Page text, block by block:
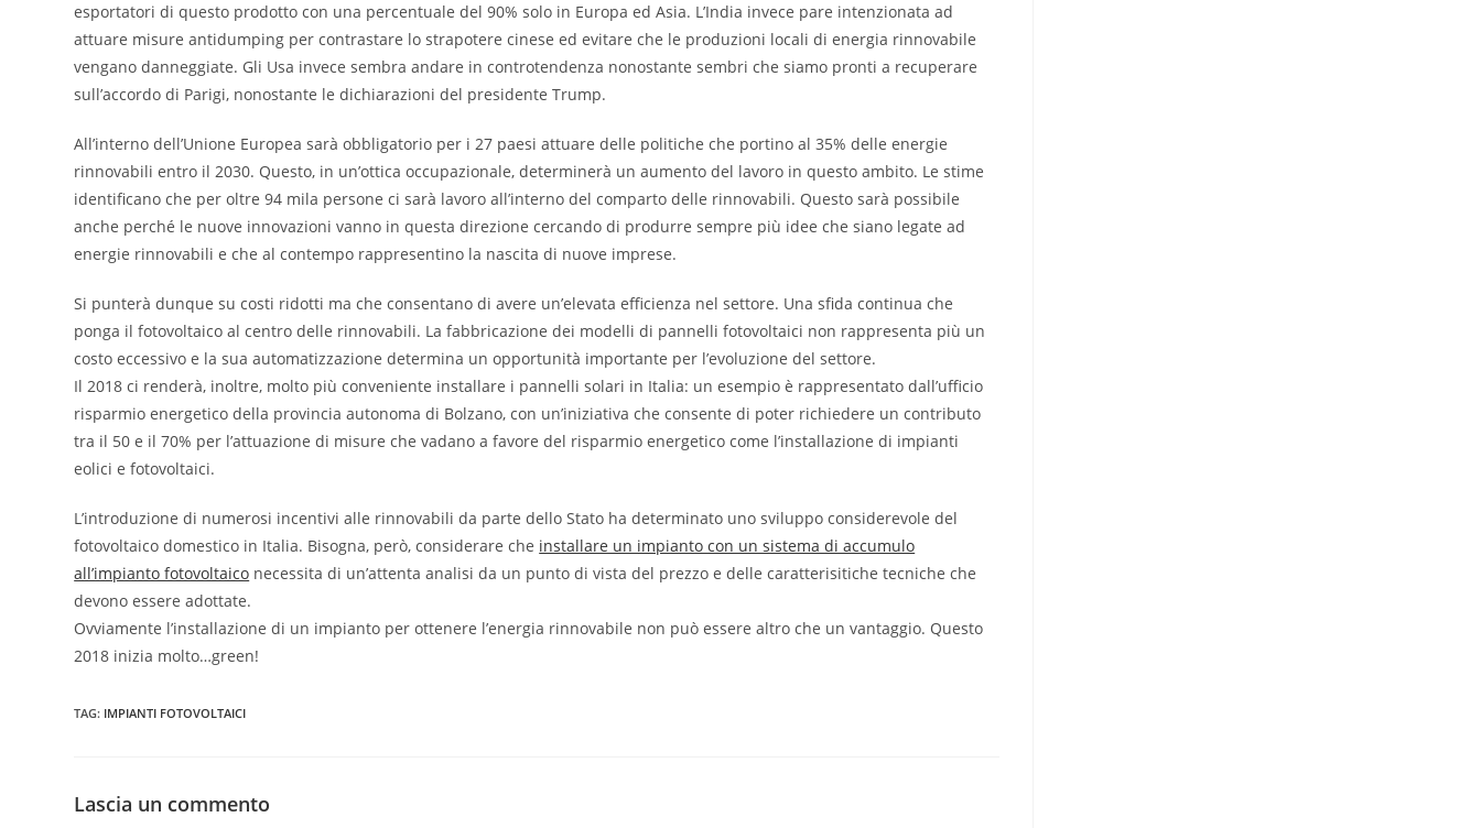
esportatori di questo prodotto con una percentuale del 90% solo in Europa ed Asia. L’India invece pare intenzionata ad
attuare misure antidumping per contrastare lo strapotere cinese ed evitare che le produzioni locali di energia rinnovabile
vengano danneggiate. Gli Usa invece sembra andare in controtendenza nonostante sembri che siamo pronti a recuperare
sull’accordo di Parigi, nonostante le dichiarazioni del presidente Trump.
All’interno dell’Unione Europea sarà obbligatorio per i 27 paesi attuare delle politiche che portino al 35% delle energie
rinnovabili entro il 2030. Questo, in un’ottica occupazionale, determinerà un aumento del lavoro in questo ambito. Le stime
identificano che per oltre 94 mila persone ci sarà lavoro all’interno del comparto delle rinnovabili. Questo sarà possibile
anche perché le nuove innovazioni vanno in questa direzione cercando di produrre sempre più idee che siano legate ad
energie rinnovabili e che al contempo rappresentino la nascita di nuove imprese.
Si punterà dunque su costi ridotti ma che consentano di avere un’elevata efficienza nel settore. Una sfida continua che
ponga il fotovoltaico al centro delle rinnovabili. La fabbricazione dei modelli di pannelli fotovoltaici non rappresenta più un
costo eccessivo e la sua automatizzazione determina un opportunità importante per l’evoluzione del settore.
Il 2018 ci renderà, inoltre, molto più conveniente installare i pannelli solari in Italia: un esempio è rappresentato dall’ufficio
risparmio energetico della provincia autonoma di Bolzano, con un’iniziativa che consente di poter richiedere un contributo
tra il 50 e il 70% per l’attuazione di misure che vadano a favore del risparmio energetico come l’installazione di impianti
eolici e fotovoltaici.
L’introduzione di numerosi incentivi alle rinnovabili da parte dello Stato ha determinato uno sviluppo considerevole del
fotovoltaico domestico in Italia. Bisogna, però, considerare che installare un impianto con un sistema di accumulo
all’impianto fotovoltaico necessita di un’attenta analisi da un punto di vista del prezzo e delle caratterisitiche tecniche che
devono essere adottate.
Ovviamente l’installazione di un impianto per ottenere l’energia rinnovabile non può essere altro che un vantaggio. Questo
2018 inizia molto…green!
TAG: IMPIANTI FOTOVOLTAICI
Lascia un commento